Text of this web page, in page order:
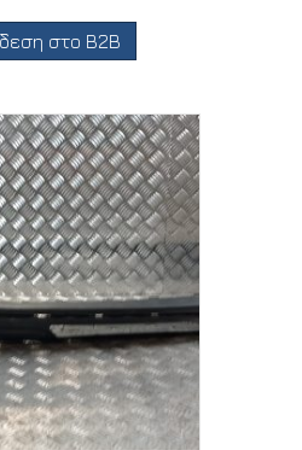
στο B2B